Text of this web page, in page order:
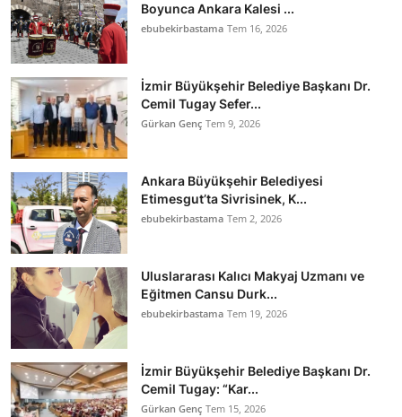
Boyunca Ankara Kalesi ...
ebubekirbastama Tem 16, 2026
İzmir Büyükşehir Belediye Başkanı Dr.
Cemil Tugay Sefer...
Gürkan Genç Tem 9, 2026
Ankara Büyükşehir Belediyesi
Etimesgut’ta Sivrisinek, K...
ebubekirbastama Tem 2, 2026
Uluslararası Kalıcı Makyaj Uzmanı ve
Eğitmen Cansu Durk...
ebubekirbastama Tem 19, 2026
İzmir Büyükşehir Belediye Başkanı Dr.
Cemil Tugay: “Kar...
Gürkan Genç Tem 15, 2026